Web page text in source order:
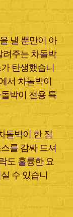
낼 뿐만이 아
려주는 차돌박
탄생했습니
서 차돌박이
박이 전용 특
돌박이 한 점
를 감싸 드셔
도 훌륭한 요
수 있습니